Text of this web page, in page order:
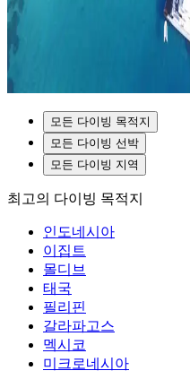
모든 다이빙 목적지
모든 다이빙 선박
모든 다이빙 지역
최고의 다이빙 목적지
인도네시아
이집트
몰디브
태국
필리핀
갈라파고스
멕시코
미크로네시아